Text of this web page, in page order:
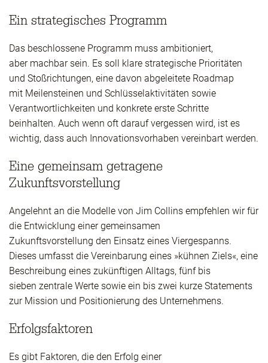
Ein strategisches Programm
Das beschlossene Programm muss ambitioniert,
aber machbar sein. Es soll klare strategische Prioritäten
und Stoßrichtungen, eine davon abgeleitete Roadmap
mit Meilensteinen und Schlüsselaktivitäten sowie
Verantwortlichkeiten und konkrete erste Schritte
beinhalten. Auch wenn oft darauf vergessen wird, ist es
wichtig, dass auch Innovationsvorhaben vereinbart werden.
Eine gemeinsam getragene
Zukunftsvorstellung
Angelehnt an die Modelle von Jim Collins empfehlen wir für
die Entwicklung einer gemeinsamen
Zukunftsvorstellung den Einsatz eines Viergespanns.
Dieses umfasst die Vereinbarung eines »kühnen Ziels«, eine
Beschreibung eines zukünftigen Alltags, fünf bis
sieben zentrale Werte sowie ein bis zwei kurze Statements
zur Mission und Positionierung des Unternehmens.
Erfolgsfaktoren
Es gibt Faktoren, die den Erfolg einer